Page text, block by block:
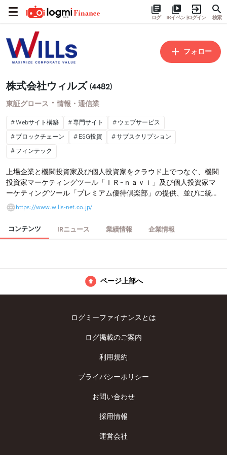
ログ IRイベントログイン 検索
フォロー
株式会社ウィルズ (4482)
東証グロース ・ 情報・通信業
Webサイト構築 専門サイト
ウェブサービス
ブロックチェーン
ESG投資
サブスクリプション
フィンテック
上場企業と機関投資家及び個人投資家をクラウド上でつなぐ、機関
投資家マーケティングツール「ＩＲ−ｎａｖｉ」及び個人投資家マ
ーケティングツール「プレミアム優待倶楽部」の提供、並びに統合
報告等のＥＳＧコンテンツの企画・制作。
https://www.wills-net.co.jp/
コンテンツ IRニュース 業績情報 企業情報
ページ上部へ
ログミーファイナンスとは
ログ掲載のご案内
利用規約
プライバシーポリシー
お問い合わせ
採用情報
運営会社